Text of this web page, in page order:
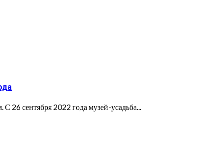
26 сентября 2022 года музей-усадьба...